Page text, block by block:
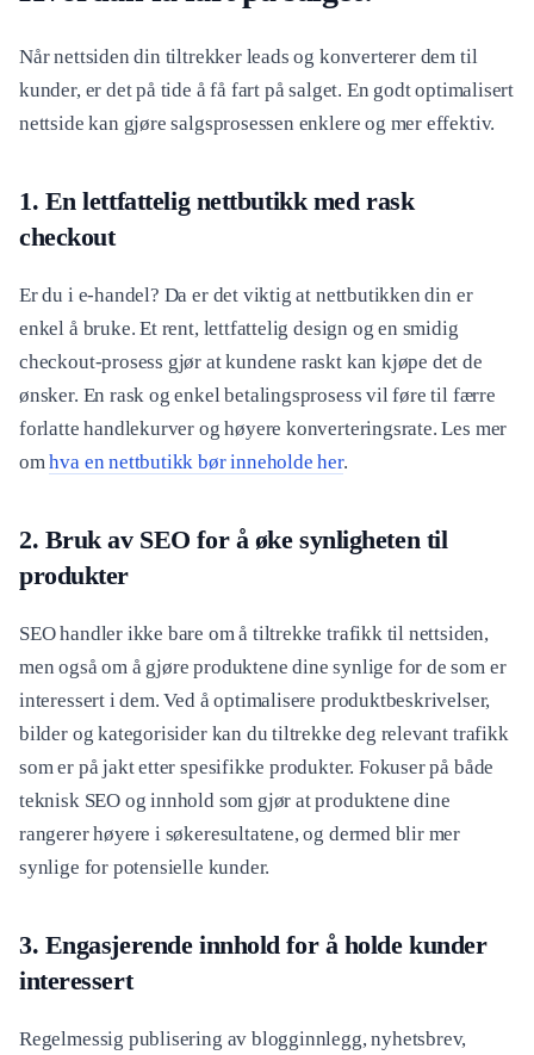
Når nettsiden din tiltrekker leads og konverterer dem til
kunder, er det på tide å få fart på salget. En godt optimalisert
nettside kan gjøre salgsprosessen enklere og mer effektiv.
1. En lettfattelig nettbutikk med rask
checkout
Er du i e-handel? Da er det viktig at nettbutikken din er
enkel å bruke. Et rent, lettfattelig design og en smidig
checkout-prosess gjør at kundene raskt kan kjøpe det de
ønsker. En rask og enkel betalingsprosess vil føre til færre
forlatte handlekurver og høyere konverteringsrate. Les mer
omhva en nettbutikk bør inneholde her.
2. Bruk av SEO for å øke synligheten til
produkter
SEO handler ikke bare om å tiltrekke trafikk til nettsiden,
men også om å gjøre produktene dine synlige for de som er
interessert i dem. Ved å optimalisere produktbeskrivelser,
bilder og kategorisider kan du tiltrekke deg relevant trafikk
som er på jakt etter spesifikke produkter. Fokuser på både
teknisk SEO og innhold som gjør at produktene dine
rangerer høyere i søkeresultatene, og dermed blir mer
synlige for potensielle kunder.
3. Engasjerende innhold for å holde kunder
interessert
Regelmessig publisering av blogginnlegg, nyhetsbrev,